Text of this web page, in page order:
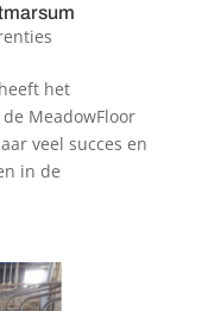
het
MeadowFloor
veel succes en
in de